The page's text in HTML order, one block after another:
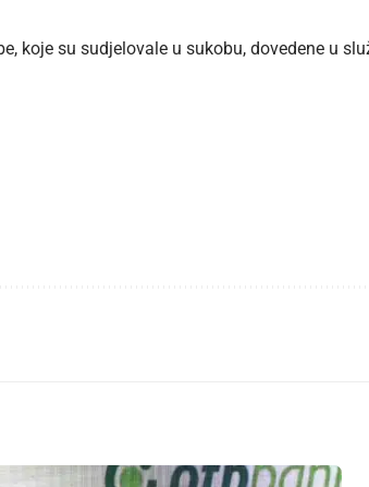
koje su sudjelovale u sukobu, dovedene u